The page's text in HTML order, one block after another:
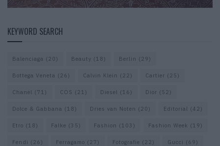
KEYWORD SEARCH
Balenciaga (20) Beauty (18) Berlin (29)
Bottega Veneta (26) Calvin Klein (22) Cartier (25)
Chanel (71) COS (21) Diesel (16) Dior (52)
Dolce & Gabbana (18) Dries van Noten (20) Editorial (42)
Etro (18) Falke (35) Fashion (103) Fashion Week (19)
Fendi (26) Ferragamo (27) Fotografie (22) Gucci (69)